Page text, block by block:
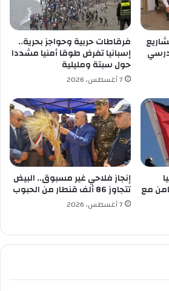
فرقاطات حربية وحواجز بحرية..
إسبانيا تفرض طوقا أمنيا مشددا
حول سبتة ومليلية
7 أغسطس، 2026
مع
إنجاز فلاحي غير مسبوق.. البيض
تتجاوز 86 ألف قنطار من الحبوب
7 أغسطس، 2026